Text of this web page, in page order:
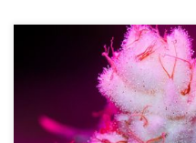
White Widow to jedna z